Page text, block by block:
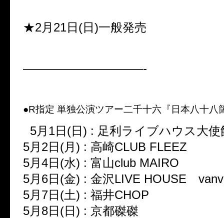
★2月21日(日)一般発売
——————————-
●R指定 単独公演ツアー二千十六『日本八十八
5月1日(日) : 足利ライブハウス大使
5月2日(月) : 高崎CLUB FLEEZ
5月4日(水) : 富山club MAIRO
5月6日(金) : 金沢LIVE HOUSE
5月7日(土) : 福井CHOP
5月8日(日) : 京都磔磔